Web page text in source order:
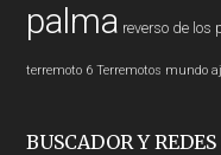
palma reverso de los
terremoto 6 Terremotos mundo
BUSCADOR Y